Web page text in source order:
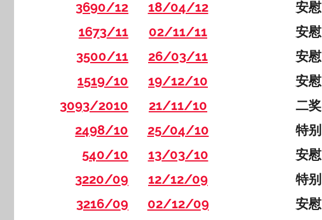
3690/12
18/04/12 安慰
1673/11
02/11/11 安慰
3500/11
26/03/11 安慰
1519/10
19/12/10 安慰
3093/2010
21/11/10 二奖
2498/10
25/04/10 特别
540/10
13/03/10 安慰
3220/09
12/12/09 特别
3216/09
02/12/09 安慰